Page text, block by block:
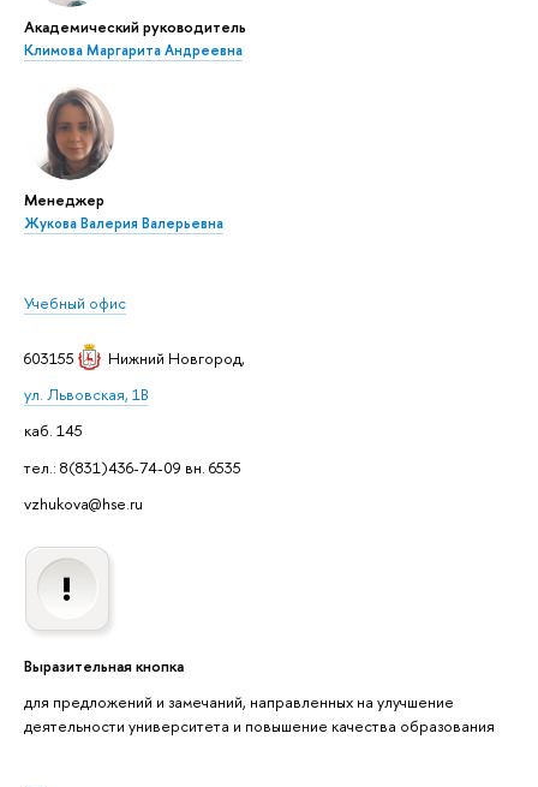
Академический руководитель
Климова Маргарита Андреевна
Менеджер
Жукова Валерия Валерьевна
Учебный офис
603155 Нижний Новгород,
ул. Львовская, 1В
каб. 145
тел.: 8(831)436-74-09 вн. 6535
vzhukova@hse.ru
Выразительная кнопка
для предложений и замечаний, направленных на улучшение
деятельности университета и повышение качества образования